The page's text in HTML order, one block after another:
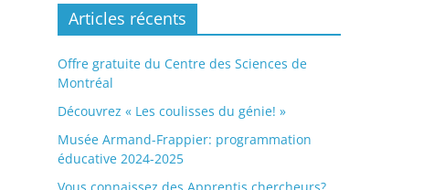
Articles récents
Offre gratuite du Centre des Sciences de
Montréal
Découvrez « Les coulisses du génie! »
Musée Armand-Frappier: programmation
éducative 2024-2025